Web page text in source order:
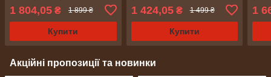
1 804,05 ₴ 1 899 ₴
Купити
1 424,05₴ 1 499 ₴
Купити
1
Акційні пропозиції та новинки